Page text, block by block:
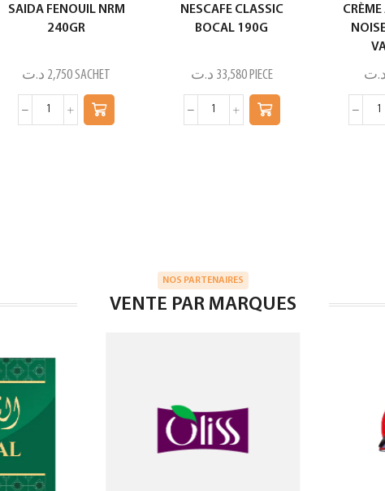
SAIDA FENOUIL NRM
240GR
2,750 د.ت SACHET
NESCAFE CLASSIC
BOCAL 190G
33,580 د.ت PIECE د.ت
NOS PARTENAIRES
VENTE PAR MARQUES